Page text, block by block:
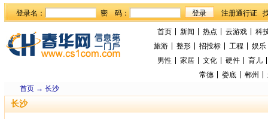
登录名： 密 码：
首页 新闻 热点 云游戏
科
旅游
整形 招投标 工程
娱乐
男性
家居 文化 硬件
育儿
常德
娄底 郴州
首页→ 长沙
长沙